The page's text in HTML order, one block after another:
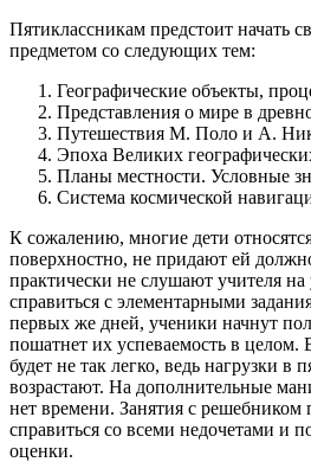
Пятиклассникам предстоит начать
предметом со следующих тем:
Географические объекты,
Представления о мире в
Путешествия М. Поло и А.
Эпоха Великих
Планы местности. Условные
Система космической
К сожалению, многие дети
поверхностно, не придают ей
практически не слушают учителя
справиться с элементарными
первых же дней, ученики начнут
пошатнет их успеваемость в
будет не так легко, ведь нагрузки в
возрастают. На дополнительные
нет времени. Занятия с решебником
справиться со всеми недочетами и
оценки.